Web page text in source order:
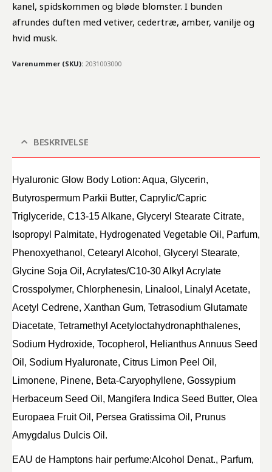
kanel, spidskommen og bløde blomster. I bunden
afrundes duften med vetiver, cedertræ, amber, vanilje og
hvid musk.
Varenummer (SKU): 2031003000
BESKRIVELSE
Hyaluronic Glow Body Lotion: Aqua, Glycerin,
Butyrospermum Parkii Butter, Caprylic/Capric
Triglyceride, C13-15 Alkane, Glyceryl Stearate Citrate,
Isopropyl Palmitate, Hydrogenated Vegetable Oil, Parfum,
Phenoxyethanol, Cetearyl Alcohol, Glyceryl Stearate,
Glycine Soja Oil, Acrylates/C10-30 Alkyl Acrylate
Crosspolymer, Chlorphenesin, Linalool, Linalyl Acetate,
Acetyl Cedrene, Xanthan Gum, Tetrasodium Glutamate
Diacetate, Tetramethyl Acetyloctahydronaphthalenes,
Sodium Hydroxide, Tocopherol, Helianthus Annuus Seed
Oil, Sodium Hyaluronate, Citrus Limon Peel Oil,
Limonene, Pinene, Beta-Caryophyllene, Gossypium
Herbaceum Seed Oil, Mangifera Indica Seed Butter, Olea
Europaea Fruit Oil, Persea Gratissima Oil, Prunus
Amygdalus Dulcis Oil.
EAU de Hamptons hair perfume:Alcohol Denat., Parfum,